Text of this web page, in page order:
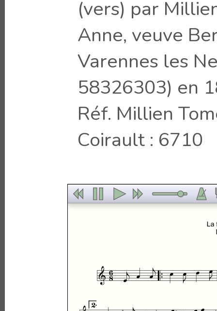
(vers) par
Anne, veuve
Varennes les
58326303) en
Réf. Millien
Coirault : 6710